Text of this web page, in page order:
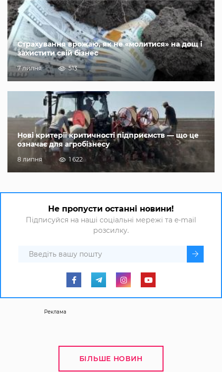
Страхування врожаю, як не «молитися» на дощ і
захистити свій бізнес
7 липня 513
Нові критерії критичності підприємств — що це
означає для агробізнесу
8 липня 1 622
Не пропусти останні новини!
Підписуйся на наші соціальні мережі та e-mail
розсилку.
Реклама
БІЛЬШЕ НОВИН